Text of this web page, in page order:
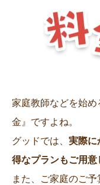
家庭教師などを始
金』ですよね。
グッドでは、 実際に
得なプランもご用意
また、ご家庭のご